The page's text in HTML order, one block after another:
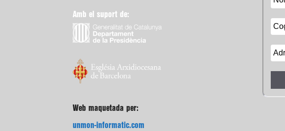
Amb el suport de:
Web maquetada per:
unmon-informatic.com